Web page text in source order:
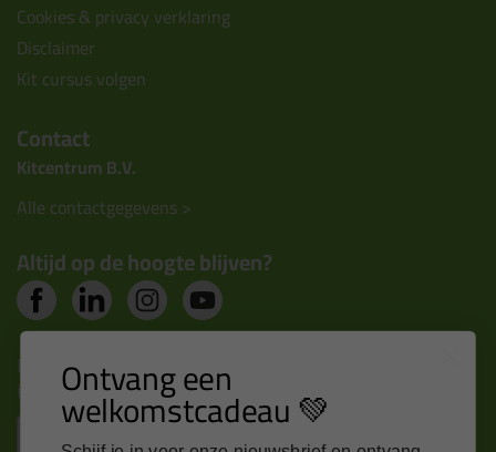
Cookies & privacy verklaring
Disclaimer
Kit cursus volgen
Contact
Kitcentrum B.V.
Alle contactgegevens >
Altijd op de hoogte blijven?
Nieuws, tips en exclusieve deals rechtstreeks in je
inbox Ontvang een
welkomstcadeau 💚